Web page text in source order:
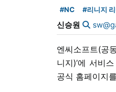
#NC #리니지
신승원
엔씨소프트(공
니지)’에 서비
공식 홈페이지